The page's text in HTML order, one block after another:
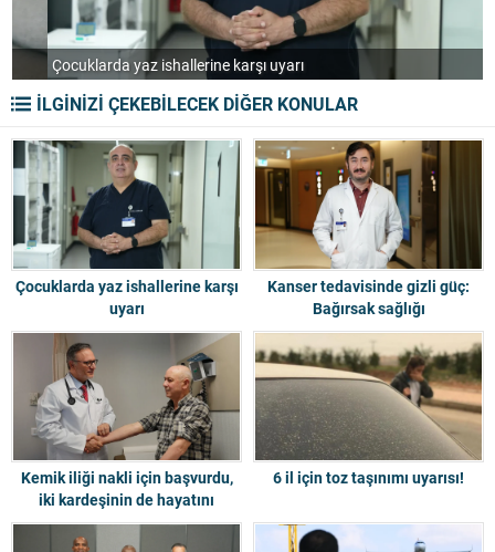
Çocuklarda yaz ishallerine karşı uyarı
İLGİNİZİ ÇEKEBİLECEK DİĞER KONULAR
Çocuklarda yaz ishallerine karşı
uyarı
Kanser tedavisinde gizli güç:
Bağırsak sağlığı
Kemik iliği nakli için başvurdu,
iki kardeşinin de hayatını
kurtardı
6 il için toz taşınımı uyarısı!